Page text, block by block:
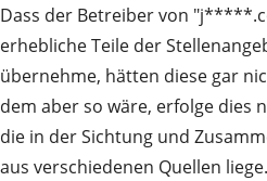
Dass der Betreiber von
erhebliche Teile der
übernehme, hätten diese gar
dem aber so wäre, erfolge dies
die in der Sichtung und
aus verschiedenen Quellen